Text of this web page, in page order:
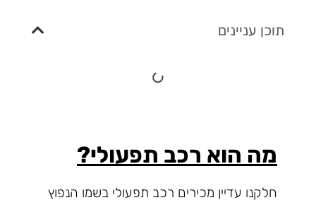
מה הוא רכב תפעולי?
חלקנו עדיין מכירים רכב תפעולי בשמו הנפוץ
תוכן עניינים